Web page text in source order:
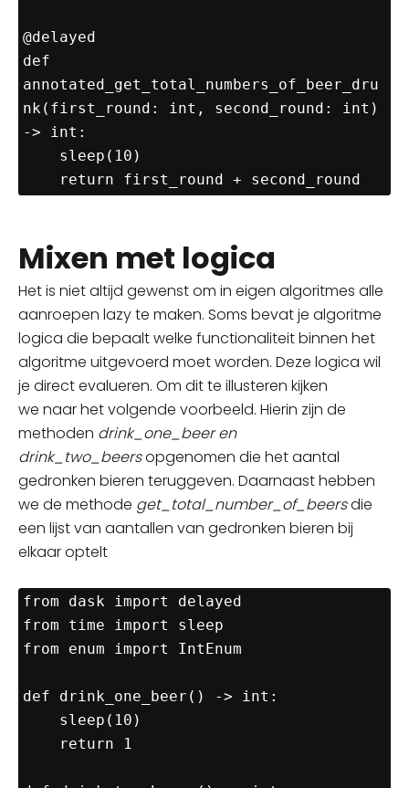
@delayed
def
annotated_get_total_numbers_of_beer_dru
nk(first_round: int, second_round: int)
-> int:
Mixen met logica
Het is niet altijd gewenst om in eigen algoritmes alle
aanroepen lazy te maken. Soms bevat je algoritme
logica die bepaaltwelke functionaliteit binnen het
algoritme uitgevoerd moet worden. Deze logica wil
je direct evalueren. Om dit te illusteren kijken
we naarhet volgende voorbeeld. Hierin zijn de
methoden drink_one_beer en
drink_two_beersopgenomen die het aantal
gedronken bieren teruggeven. Daarnaast hebben
we de methode get_total_number_of_beersdie
een lijst van aantallen van gedronken bieren bij
elkaar optelt
from dask import delayed
from time import sleep
from enum import IntEnum
def drink_one_beer() -> int: